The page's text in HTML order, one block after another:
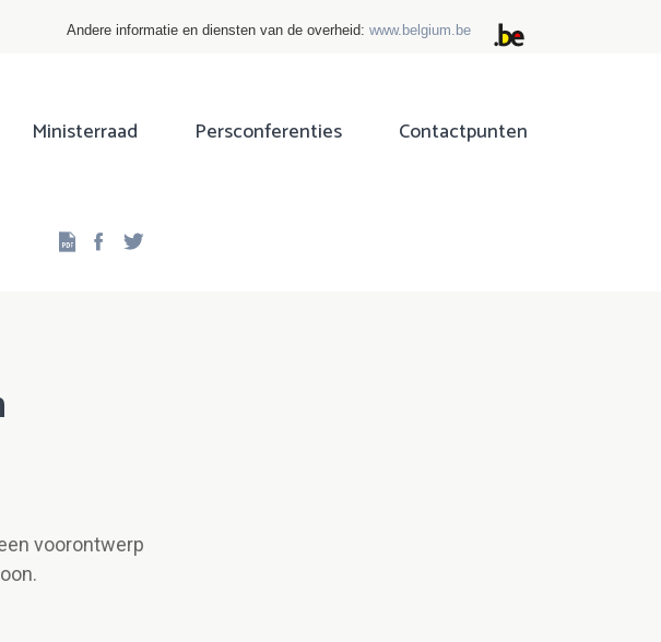
Andere informatie en diensten van de overheid: www.belgium.be
Ministerraad Persconferenties Contactpunten
Facebook
voorontwerp